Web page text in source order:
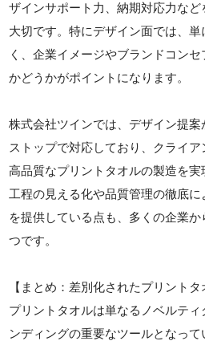
ザインサポート力、納期対応力な
大切です。特にデザイン面では、
く、企業イメージやブランドコン
かどうかがポイントになります。
株式会社ツインでは、デザイン提
ストップで対応しており、クライ
高品質なプリントタオルの製造を
工程の見える化や品質管理の徹底
を提供している点も、多くの企業
つです。
【まとめ：差別化されたプリント
プリントタオルは単なるノベルテ
ンディングの重要なツールとなっ